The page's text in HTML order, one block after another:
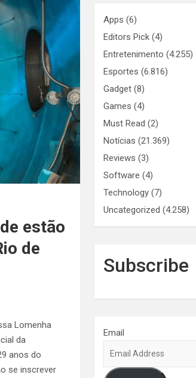
estão
de
Lomenha
da
anos do
se inscrever
Apps (6)
Editors Pick (4)
Entretenimento (4.255)
Esportes (6.816)
Gadget (8)
Games (4)
Must Read (2)
Notícias (21.369)
Reviews (3)
Software (4)
Technology (7)
Uncategorized (4.258)
Subscribe
Email